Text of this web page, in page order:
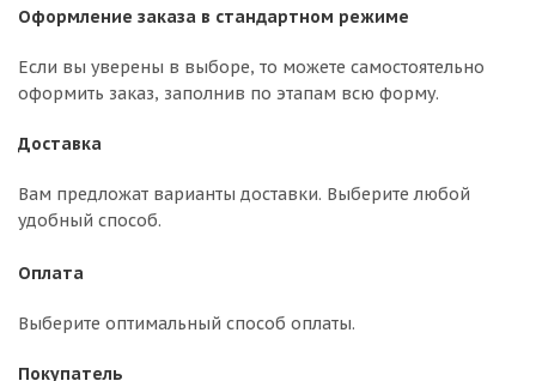
Оформление заказа в стандартном режиме
Если вы уверены в выборе, то можете самостоятельно
оформить заказ, заполнив по этапам всю форму.
Доставка
Вам предложат варианты доставки. Выберите любой
удобный способ.
Оплата
Выберите оптимальный способ оплаты.
Покупатель